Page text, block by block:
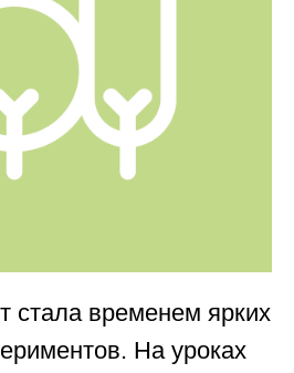
стала временем ярких
На уроках